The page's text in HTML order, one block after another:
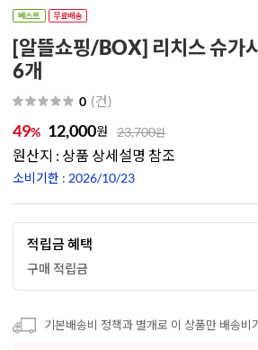
[알뜰쇼핑/BOX] 리치스 슈가
6개
0 (건)
49% 12,000원 23,700원
원산지 : 상품 상세설명 참조
소비기한 : 2026/10/23
적립금 혜택
구매 적립금
기본배송비 정책과 별개로 이 상품만 배송비